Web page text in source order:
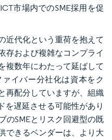
市場内でのSME採用を促
近代化という重荷を抱えて
存および複雑なコンプライ
複数年にわたって延ばして
ァイバー分社化は資本をク
再配分していますが、組織
を遅延させる可能性があり
のSMEとリスク回避型の既
できるベンダーは、より大